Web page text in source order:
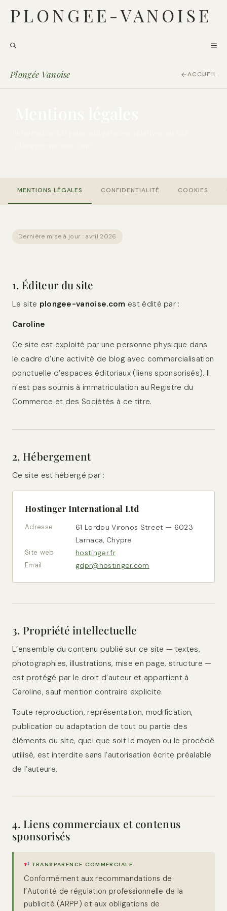
PLONGEE-VANOISE
Plongée Vanoise ACCUEIL
MENTIONS LÉGALES CONFIDENTIALITÉ COOKIES
Dernière mise à jour : avril 2026
1. Éditeur du site
Le site plongee-vanoise.com est édité par :
Caroline
Ce site est exploité par une personne physique dans
le cadre d’une activité de blog avec commercialisation
ponctuelle d’espaces éditoriaux (liens sponsorisés). Il
n’est pas soumis à immatriculation au Registre du
Commerce et des Sociétés à ce titre.
2. Hébergement
Ce site est hébergé par :
Hostinger International Ltd
Adresse
61 Lordou Vironos Street — 6023
Larnaca, Chypre
Site web hostinger.fr
Email gdpr@hostinger.com
3. Propriété intellectuelle
L’ensemble du contenu publié sur ce site — textes,
photographies, illustrations, mise en page, structure —
est protégé par le droit d’auteur et appartient à
Caroline, sauf mention contraire explicite.
Toute reproduction, représentation, modification,
publication ou adaptation de tout ou partie des
éléments du site, quel que soit le moyen ou le procédé
utilisé, est interdite sans l’autorisation écrite préalable
de l’auteure.
4. Liens commerciaux et contenus
sponsorisés
TRANSPARENCE COMMERCIALE
Conformément aux recommandations de
l’Autorité de régulation professionnelle de la
publicité (ARPP) et aux obligations de